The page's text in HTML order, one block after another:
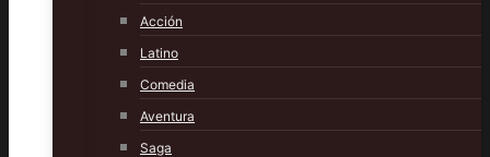
Acción
Latino
Comedia
Aventura
Saga